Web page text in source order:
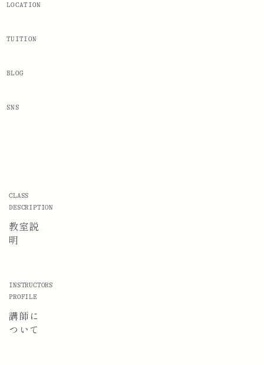
LOCATION
TUITION
BLOG
SNS
CLASS
DESCRIPTION
教室説
明
INSTRUCTORS
PROFILE
講師に
ついて